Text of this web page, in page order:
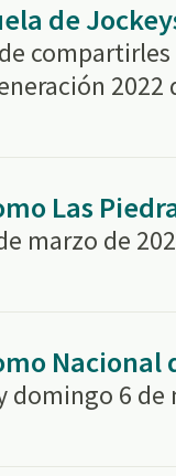
de
2022
Las
marzo de
Nacional
domingo 6 de